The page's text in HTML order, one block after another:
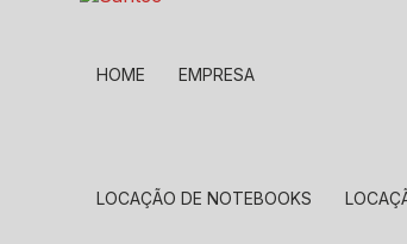
HOME EMPRESA
LOCAÇÃO DE NOTEBOOKS